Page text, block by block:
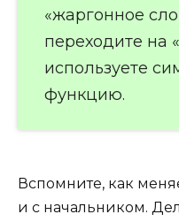
«жаргонное
переходите на
используете
функцию.
Вспомните, как
и с начальником.